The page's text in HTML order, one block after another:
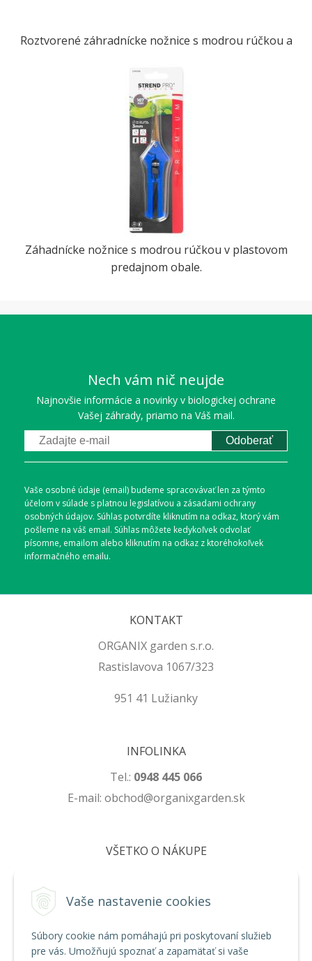
Vaše nastavenie cookies
Súbory cookie nám pomáhajú pri poskytovaní služieb
pre vás. Umožňujú spoznať a zapamätať si vaše
Roztvorené záhradnícke nožnice s modrou rúčkou a
Záhadnícke nožnice s modrou rúčkou v plastovom
predajnom obale.
Nech vám nič neujde
Najnovšie informácie a novinky v biologickej ochrane
Vašej záhrady, priamo na Váš mail.
Odoberať
Vaše osobné údaje (email) budeme spracovávať len za týmto
účelom v súlade s platnou legislatívou a zásadami ochrany
osobných údajov. Súhlas potvrdíte kliknutím na odkaz, ktorý vám
pošleme na váš email. Súhlas môžete kedykoľvek odvolať
písomne, emailom alebo kliknutím na odkaz z ktoréhokoľvek
informačného emailu.
KONTAKT
ORGANIX garden s.r.o.
Rastislavova 1067/323
951 41 Lužianky
INFOLINKA
Tel.: 0948 445 066
E-mail: obchod@organixgarden.sk
VŠETKO O NÁKUPE
Ochrana súkromia